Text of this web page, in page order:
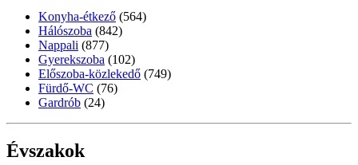
Konyha-étkező (564)
Hálószoba (842)
Nappali (877)
Gyerekszoba (102)
Előszoba-közlekedő (749)
Fürdő-WC (76)
Gardrób (24)
Évszakok